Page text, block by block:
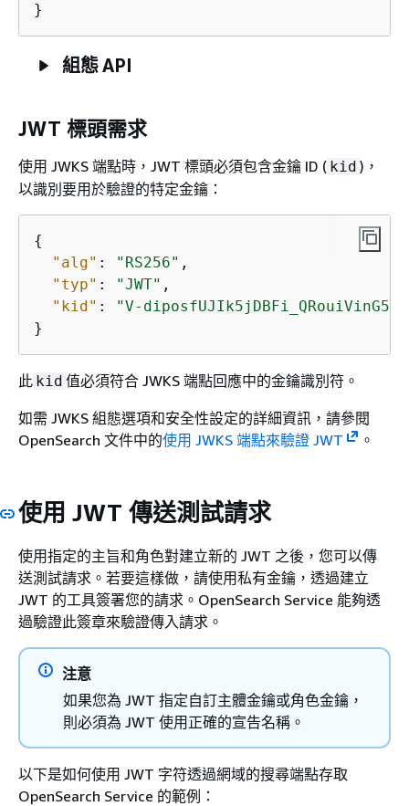
}
組態 API
JWT 標頭需求
使用 JWKS 端點時，JWT 標頭必須包含金鑰 ID ( kid )，
以識別要用於驗證的特定金鑰：
{
"alg" : "RS256" ,
"typ" : "JWT" ,
"kid" :
"V-
}
此 kid 值必須符合 JWKS 端點回應中的金鑰識別符。
如需 JWKS 組態選項和安全性設定的詳細資訊，請參閱
OpenSearch 文件中的使用 JWKS 端點來驗證 JWT 。
使用 JWT 傳送測試請求
使用指定的主旨和角色對建立新的 JWT 之後，您可以傳
送測試請求。若要這樣做，請使用私有金鑰，透過建立
JWT 的工具簽署您的請求。OpenSearch Service 能夠透
過驗證此簽章來驗證傳入請求。
注意
如果您為 JWT 指定自訂主體金鑰或角色金鑰，
則必須為 JWT 使用正確的宣告名稱。
以下是如何使用 JWT 字符透過網域的搜尋端點存取
OpenSearch Service 的範例：